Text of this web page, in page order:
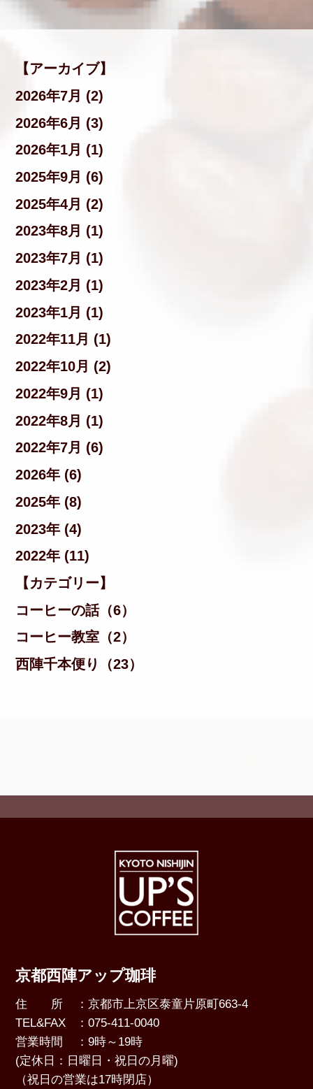
【アーカイブ】
2026年7月 (2)
2026年6月 (3)
2026年1月 (1)
2025年9月 (6)
2025年4月 (2)
2023年8月 (1)
2023年7月 (1)
2023年2月 (1)
2023年1月 (1)
2022年11月 (1)
2022年10月 (2)
2022年9月 (1)
2022年8月 (1)
2022年7月 (6)
2026年 (6)
2025年 (8)
2023年 (4)
2022年 (11)
【カテゴリー】
コーヒーの話（6）
コーヒー教室（2）
西陣千本便り（23）
京都西陣アップ珈琲
住 所
：京都市上京区泰童片原町663-4
TEL&FAX
：075-411-0040
営業時間
：9時～19時
(定休日：日曜日・祝日の月曜)
（祝日の営業は17時閉店）